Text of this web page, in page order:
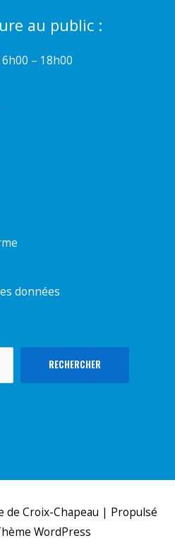
au public :
– 18h00
données
RECHERCHER
de Croix-Chapeau | Propulsé
WordPress